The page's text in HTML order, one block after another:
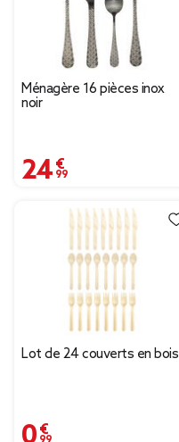
Ménagère 16 pièces inox
noir
24,99 €
Lot de 24 couverts en bois
0,99 €